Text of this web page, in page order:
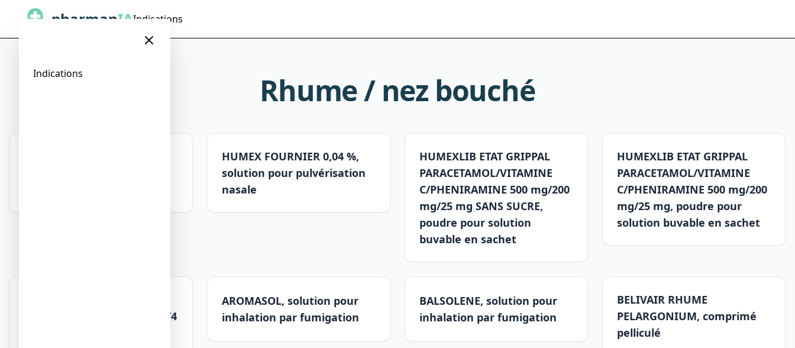
Indications
pharmanIAIndications
Rhume / nez bouché
HUMEX FOURNIER 0,04 %,
solution pour pulvérisation
nasale
HUMEXLIB ETAT GRIPPAL
PARACETAMOL/VITAMINE
C/PHENIRAMINE 500 mg/200
mg/25 mg SANS SUCRE,
poudre pour solution
buvable en sachet
HUMEXLIB ETAT GRIPPAL
PARACETAMOL/VITAMINE
C/PHENIRAMINE 500 mg/200
mg/25 mg, poudre pour
solution buvable en sachet
CHLORPHENAMINE 500 mg/4
AROMASOL, solution pour
inhalation par fumigation
BALSOLENE, solution pour
inhalation par fumigation
BELIVAIR RHUME
PELARGONIUM, comprimé
pelliculé